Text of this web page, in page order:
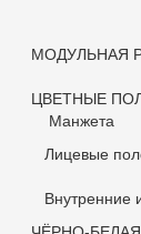
МОДУЛЬНАЯ
ЦВЕТНЫЕ
Манжета
Лицевые
Внутренние